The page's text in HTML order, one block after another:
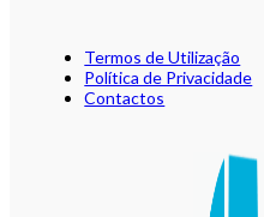
Termos de Utilização
Política de Privacidade
Contactos